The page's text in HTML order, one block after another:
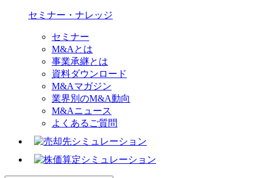
セミナー・ナレッジ
セミナー
M&Aとは
事業承継とは
資料ダウンロード
M&Aマガジン
業界別のM&A動向
M&Aニュース
よくあるご質問